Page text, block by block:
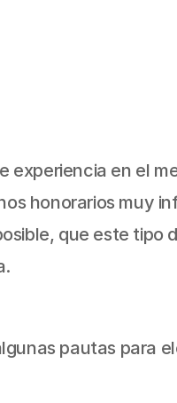
experiencia en el
honorarios muy
que este tipo
pautas para